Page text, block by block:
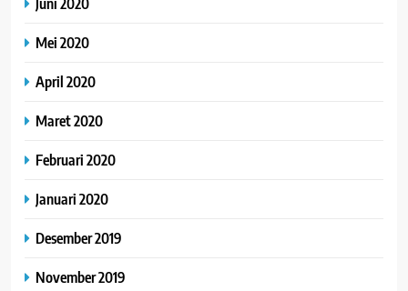
Mei 2020
April 2020
Maret 2020
Februari 2020
Januari 2020
Desember 2019
November 2019